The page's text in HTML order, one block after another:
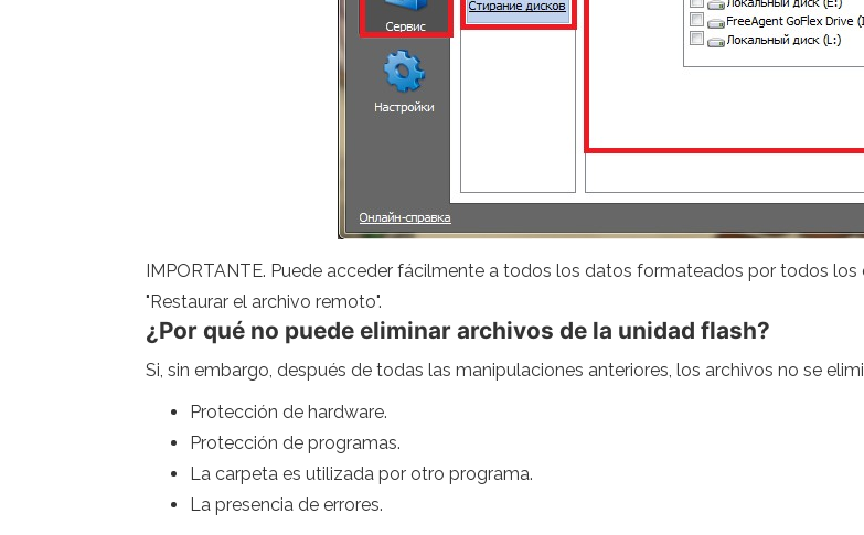
IMPORTANTE. Puede acceder fácilmente a todos los datos formateados por todos
"Restaurar el archivo remoto".
¿Por qué no puede eliminar archivos de la unidad flash?
Si, sin embargo, después de todas las manipulaciones anteriores, los archivos no se
Protección de hardware.
Protección de programas.
La carpeta es utilizada por otro programa.
La presencia de errores.